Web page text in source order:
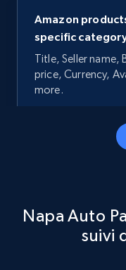
Amazon
specific category
Title, Seller name,
price, Currency,
more.
specific
Title, Seller name,
Napa Auto
suivi